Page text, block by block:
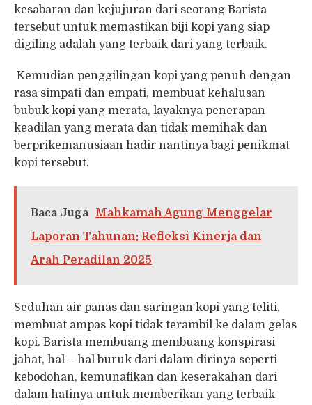
kesabaran dan kejujuran dari seorang Barista
tersebut untuk memastikan biji kopi yang siap
digiling adalah yang terbaik dari yang terbaik.
Kemudian penggilingan kopi yang penuh dengan
rasa simpati dan empati, membuat kehalusan
bubuk kopi yang merata, layaknya penerapan
keadilan yang merata dan tidak memihak dan
berprikemanusiaan hadir nantinya bagi penikmat
kopi tersebut.
Baca Juga
Mahkamah Agung Menggelar
Laporan Tahunan: Refleksi Kinerja dan
Arah Peradilan 2025
Seduhan air panas dan saringan kopi yang teliti,
membuat ampas kopi tidak terambil ke dalam gelas
kopi. Barista membuang membuang konspirasi
jahat, hal – hal buruk dari dalam dirinya seperti
kebodohan, kemunafikan dan keserakahan dari
dalam hatinya untuk memberikan yang terbaik